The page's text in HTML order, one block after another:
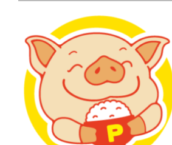
プーさんの
豊中・箕面)
化してます。